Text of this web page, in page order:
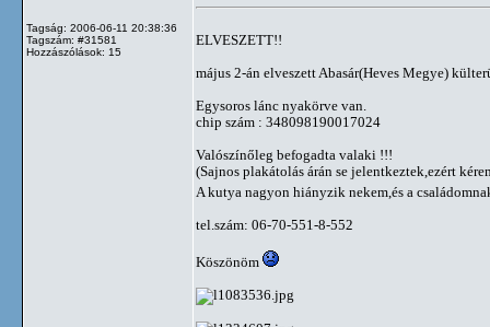
Tagság: 2006-06-11 20:38:36
Tagszám: #31581
Hozzászólások: 15
ELVESZETT!!
május 2-án elveszett Abasár(Heves Megye)
Egysoros lánc nyakörve van.
chip szám : 348098190017024
Valószínőleg befogadta valaki !!!
(Sajnos plakátolás árán se jelentkeztek,ezért
A kutya nagyon hiányzik nekem,és a
tel.szám: 06-70-551-8-552
Köszönöm